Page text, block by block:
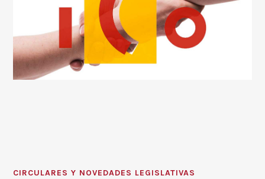
CIRCULARES Y NOVEDADES LEGISLATIVAS